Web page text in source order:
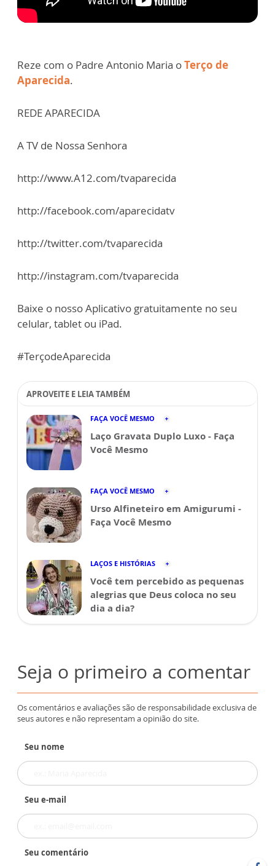
Reze com o Padre Antonio Maria oTerço de
Aparecida.
REDE APARECIDA
A TV de Nossa Senhora
http://www.A12.com/tvaparecida
http://facebook.com/aparecidatv
http://twitter.com/tvaparecida
http://instagram.com/tvaparecida
Baixe o nosso Aplicativo gratuitamente no seu
celular, tablet ou iPad.
#TerçodeAparecida
APROVEITE E LEIA TAMBÉM
FAÇA VOCÊ MESMO
Laço Gravata Duplo Luxo - Faça
Você Mesmo
FAÇA VOCÊ MESMO
Urso Alfineteiro em Amigurumi -
Faça Você Mesmo
LAÇOS E HISTÓRIAS
Você tem percebido as pequenas
alegrias que Deus coloca no seu
dia a dia?
Seja o primeiro a comentar
Os comentários e avaliações são de responsabilidade exclusiva de
seus autores e não representam a opinião do site.
Seu nome
Seu e-mail
Seu comentário